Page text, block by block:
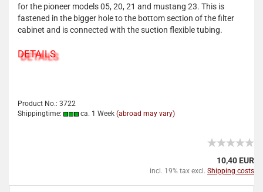
for the pioneer models 05, 20, 21 and mustang 23. This is
fastened in the bigger hole to the bottom section of the filter
cabinet and is connected with the suction flexible tubing.
DETAILS
Product No.: 3722
Shippingtime:
ca. 1 Week (abroad may vary)
10,40 EUR
incl. 19% tax excl. Shipping costs